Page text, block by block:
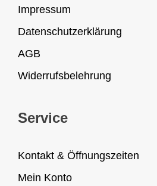
Impressum
Datenschutzerklärung
AGB
Widerrufsbelehrung
Service
Kontakt & Öffnungszeiten
Mein Konto